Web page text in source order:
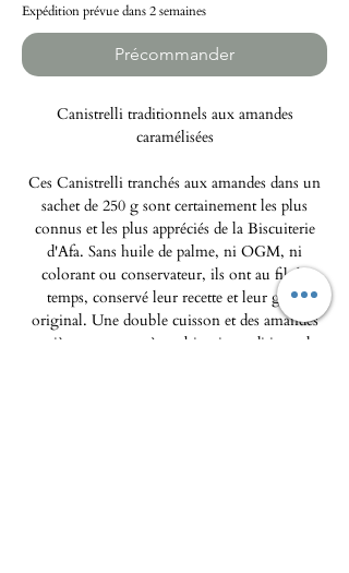
Expédition prévue dans 2 semaines
Précommander
Canistrelli traditionnels aux amandes
caramélisées
Ces Canistrelli tranchés aux amandes dans un
sachet de 250 g sont certainement les plus
connus et les plus appréciés de la Biscuiterie
d'Afa. Sans huile de palme, ni OGM, ni
colorant ou conservateur, ils ont au fil du
temps, conservé leur recette et leur goût
original. Une double cuisson et des amandes
entières apportent à ces biscuits traditionnels